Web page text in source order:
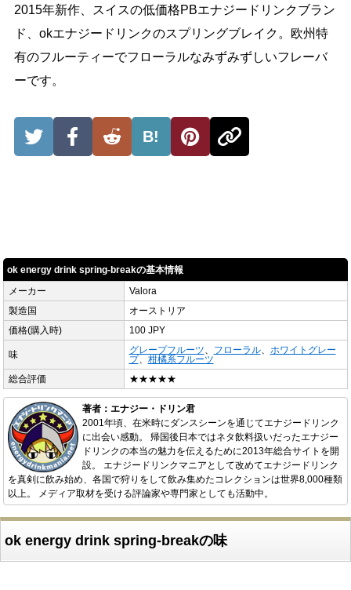
2015年新作、スイスの低価格PBエナジードリンクブラン
ド、okエナジードリンクのスプリングブレイク。欧州特
有のフルーティーでフローラルなみずみずしいフレーバ
ーです。
B!
ok energy drink spring-breakの基本情報
メーカー
Valora
製造国
オーストリア
価格(購入時)
100 JPY
味 グレープフルーツ、 フローラル、 ホワイトグレー
プ、 柑橘系フルーツ
総合評価
★★★★★
著者：エナジー・ドリン君
2001年頃、在米時にダンスシーンを通じてエナジードリンク
に出会い感動。 帰国後日本ではネタ飲料扱いだったエナジー
ドリンクの本当の魅力を伝えるために2013年総合サイトを開
設。 エナジードリンクマニアとして改めてエナジードリンク
を真剣に飲み始め、各国で狩りをして飲み集めたコレクションは世界8,000種類
以上。 メディア取材を受ける評論家や専門家としても活動中。
ok energy drink spring-breakの味